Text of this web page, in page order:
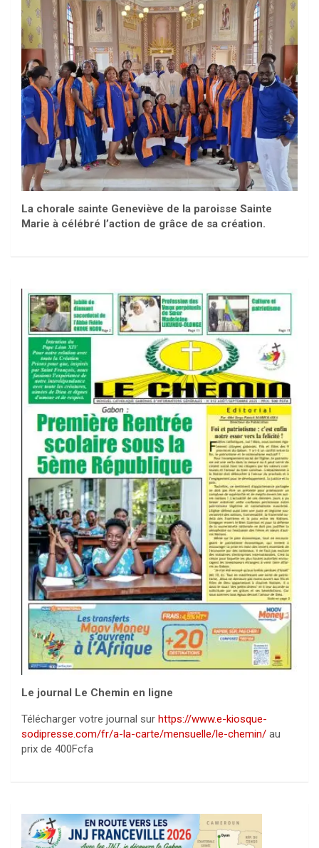
La chorale sainte Geneviève de la paroisse Sainte
Marie à célébré l’action de grâce de sa création.
Le journal Le Chemin en ligne
Télécharger votre journal sur https://www.e-kiosque-
sodipresse.com/fr/a-la-carte/mensuelle/le-chemin/ au
prix de 400Fcfa